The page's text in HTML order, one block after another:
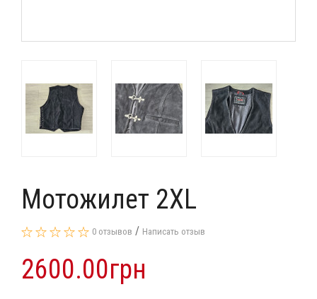
Мотожилет 2XL
0 отзывов / Написать отзыв
2600.00грн